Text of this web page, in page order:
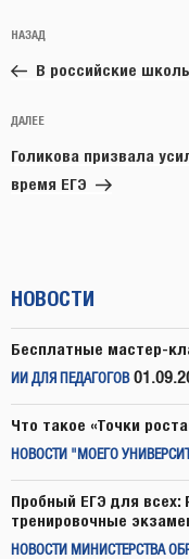
по
записям
Предыдущая
запись:
НАЗАД
В российские
Следующая
запись
ДАЛЕЕ
Голикова призвала
время ЕГЭ
НОВОСТИ
Бесплатные мастер-
ИИ ДЛЯ ПЕДАГОГОВ
Что такое «Точки
НОВОСТИ "МОЕГО
Пробный ЕГЭ для всех:
тренировочные
НОВОСТИ МИНИСТЕРСТВА